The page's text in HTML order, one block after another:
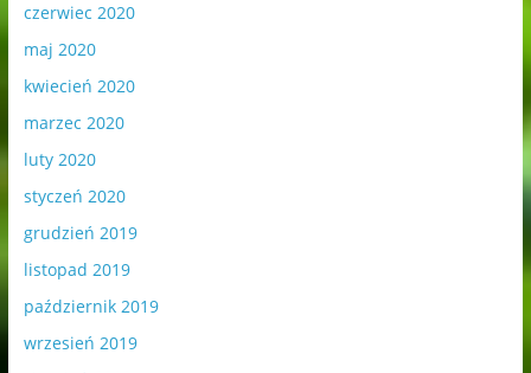
czerwiec 2020
maj 2020
kwiecień 2020
marzec 2020
luty 2020
styczeń 2020
grudzień 2019
listopad 2019
październik 2019
wrzesień 2019